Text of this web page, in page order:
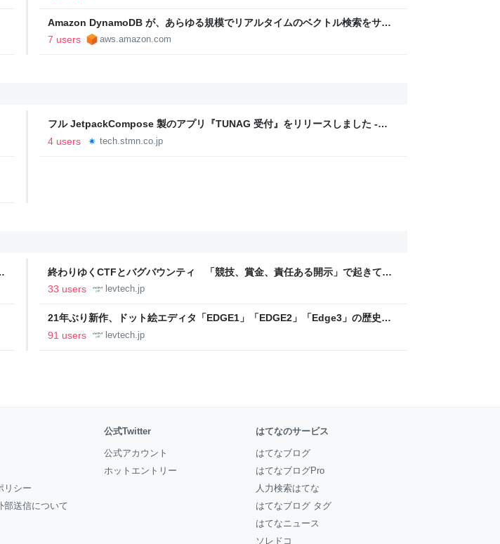
Amazon DynamoDB が、あらゆる規模でリアルタイムのベクトル検索をサポ
ートするようになりました | Amazon Web Services
7 users aws.amazon.com
フル JetpackCompose 製のアプリ『TUNAG 受付』をリリースしました -
stmn tech blog
4 users tech.stmn.co.jp
終わりゆくCTFとバグバウンティ 「競技、賞金、責任ある開示」で起きてい
ること【フォーカス】 - レバテックLAB
33 users levtech.jp
21年ぶり新作、ドット絵エディタ「EDGE1」「EDGE2」「Edge3」の歴史に
ついて作者に聞く【フォーカス】 - レバテックLAB
91 users levtech.jp
リシー
部送信について
公式Twitter
公式アカウント
ホットエントリー
はてなのサービス
はてなブログ
はてなブログPro
人力検索はてな
はてなブログ タグ
はてなニュース
ソレドコ